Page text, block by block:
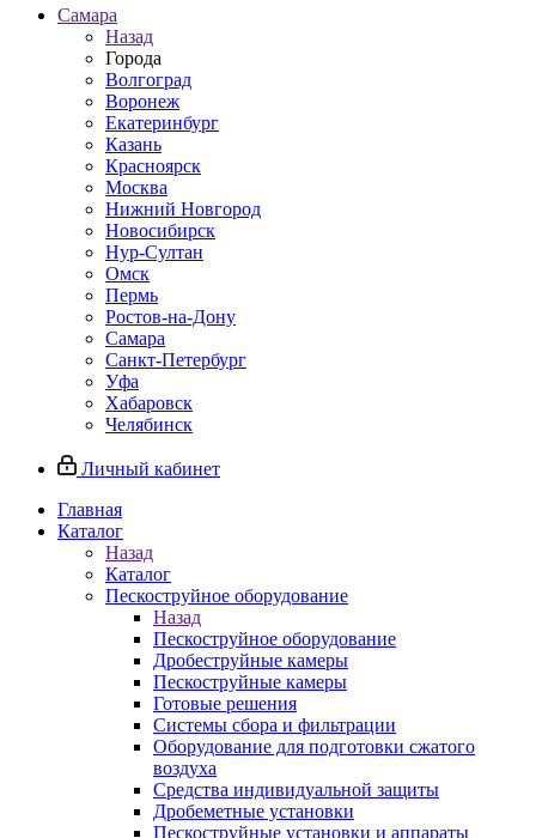
Самара
Назад
Города
Волгоград
Воронеж
Екатеринбург
Казань
Красноярск
Москва
Нижний Новгород
Новосибирск
Нур-Султан
Омск
Пермь
Ростов-на-Дону
Самара
Санкт-Петербург
Уфа
Хабаровск
Челябинск
Личный кабинет
Главная
Каталог
Назад
Каталог
Пескоструйное оборудование
Назад
Пескоструйное оборудование
Дробеструйные камеры
Пескоструйные камеры
Готовые решения
Системы сбора и фильтрации
Оборудование для подготовки сжатого
воздуха
Средства индивидуальной защиты
Дробеметные установки
Пескоструйные установки и аппараты